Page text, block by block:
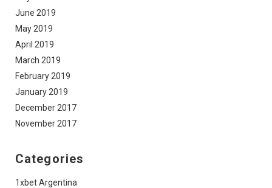
June 2019
May 2019
April 2019
March 2019
February 2019
January 2019
December 2017
November 2017
Categories
1xbet Argentina